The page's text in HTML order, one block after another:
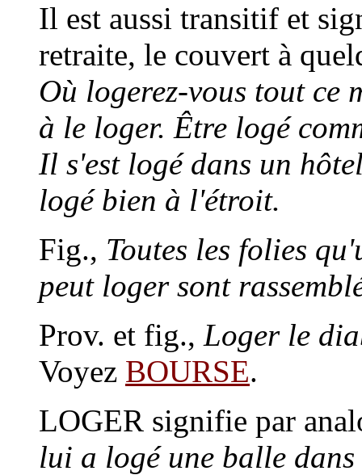
Il est aussi transitif et
retraite, le couvert à
Où logerez-vous tout ce
à le loger. Être logé
Il s'est logé dans un
logé bien à l'étroit.
Fig., Toutes les folies
peut loger sont
Prov. et fig., Loger le
Voyez BOURSE.
LOGER signifie par
lui a logé une balle